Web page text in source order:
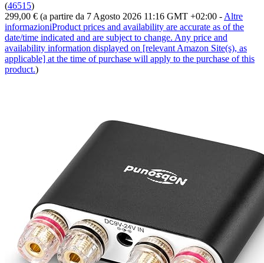
(46515)
299,00 € (a partire da 7 Agosto 2026 11:16 GMT +02:00 - Altre
informazioniProduct prices and availability are accurate as of the
date/time indicated and are subject to change. Any price and
availability information displayed on [relevant Amazon Site(s), as
applicable] at the time of purchase will apply to the purchase of this
product.)